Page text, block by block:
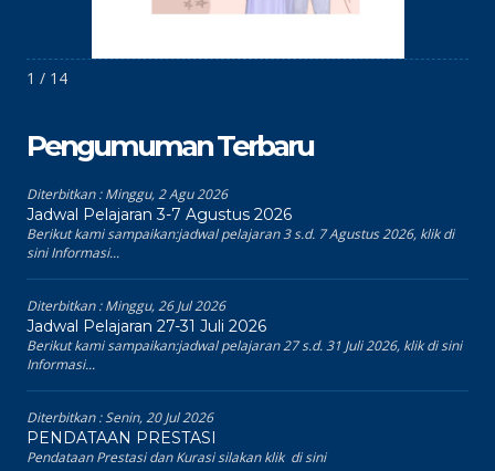
1 / 14
Pengumuman Terbaru
Diterbitkan :Minggu, 2 Agu 2026
Jadwal Pelajaran 3-7 Agustus 2026
Berikut kami sampaikan:jadwal pelajaran 3 s.d. 7 Agustus 2026, klik di
sini Informasi...
Diterbitkan :Minggu, 26 Jul 2026
Jadwal Pelajaran 27-31 Juli 2026
Berikut kami sampaikan:jadwal pelajaran 27 s.d. 31 Juli 2026, klik di sini
Informasi...
Diterbitkan :Senin, 20 Jul 2026
PENDATAAN PRESTASI
Pendataan Prestasi dan Kurasi silakan klik di sini